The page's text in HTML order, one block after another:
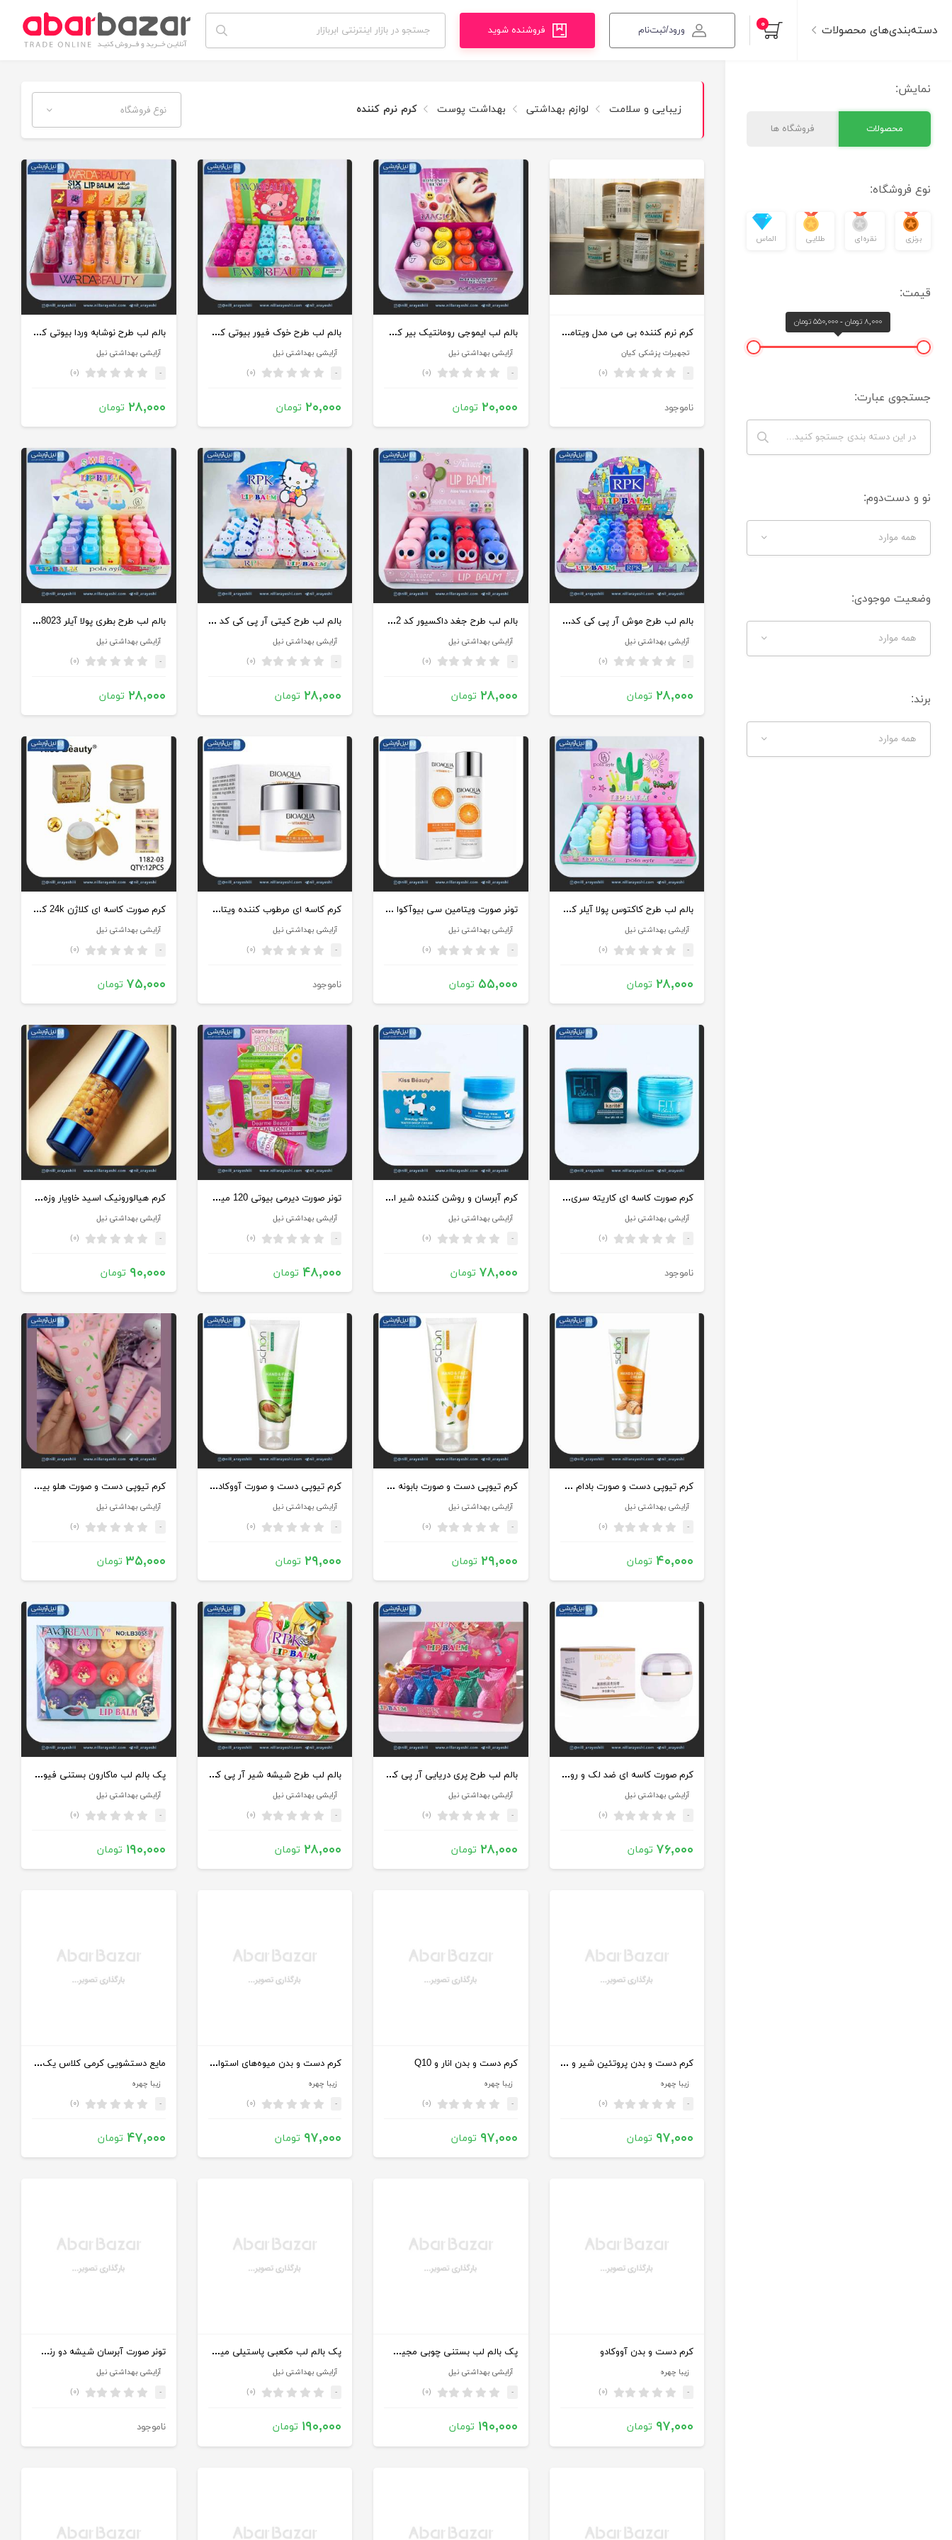
دسته‌بندی‌های محصولات ۰ ورود/ثبت‌نام فروشنده شوید
نمایش:
محصولات فروشگاه ها
نوع فروشگاه:
برنزی نقره‌ای طلایی الماس
قیمت:
۸,۰۰۰ تومان - ۵۵۰,۰۰۰ تومان
جستجوی عبارت:
نو و دست‌دوم:
همه موارد
وضعیت موجودی:
همه موارد
برند:
همه موارد
زیبایی و سلامت لوازم بهداشتی بهداشت پوست کرم نرم کننده نوع فروشگاه
کرم نرم کننده بی می مدل ویتامین ای حجم 222 میلی لیتر
تجهیرات پزشکی کیان
- (۰)
ناموجود
بالم لب ایموجی رومانتیک بیر کد Ls013
آرایشی بهداشتی نیل
- (۰)
۲۰,۰۰۰ تومان
بالم لب طرح خوک فیور بیوتی کد Lb3050-2
آرایشی بهداشتی نیل
- (۰)
۲۰,۰۰۰ تومان
بالم لب طرح نوشابه وردا بیوتی کد wb-220641
آرایشی بهداشتی نیل
- (۰)
۲۸,۰۰۰ تومان
بالم لب طرح موش آر پی کی کد 805
آرایشی بهداشتی نیل
- (۰)
۲۸,۰۰۰ تومان
بالم لب طرح جغد داکسیور کد 5702
آرایشی بهداشتی نیل
- (۰)
۲۸,۰۰۰ تومان
بالم لب طرح کیتی آر پی کی کد 803
آرایشی بهداشتی نیل
- (۰)
۲۸,۰۰۰ تومان
بالم لب طرح بطری پولا آیلر Lb-8023
آرایشی بهداشتی نیل
- (۰)
۲۸,۰۰۰ تومان
بالم لب طرح کاکتوس پولا آیلر کد lb-8037
آرایشی بهداشتی نیل
- (۰)
۲۸,۰۰۰ تومان
تونر صورت ویتامین سی بیوآکوا 120 میل کد bqy79812
آرایشی بهداشتی نیل
- (۰)
۵۵,۰۰۰ تومان
کرم کاسه ای مرطوب کننده ویتامین سی بیوآکوا کد bqy79270
آرایشی بهداشتی نیل
- (۰)
ناموجود
کرم صورت کاسه ای کلاژن 24k کیس بیوتی کد 03-1182
آرایشی بهداشتی نیل
- (۰)
۷۵,۰۰۰ تومان
کرم صورت کاسه ای کاریته سری فیت شاین کد 47-1383
آرایشی بهداشتی نیل
- (۰)
ناموجود
کرم آبرسان و روشن کننده شیر الاغ کیس بیوتی کد 03-1141
آرایشی بهداشتی نیل
- (۰)
۷۸,۰۰۰ تومان
تونر صورت دیرمی بیوتی 120 میل کد D024
آرایشی بهداشتی نیل
- (۰)
۴۸,۰۰۰ تومان
کرم هیالورونیک اسید خاویار وزه کد fz44494
آرایشی بهداشتی نیل
- (۰)
۹۰,۰۰۰ تومان
کرم تیوپی دست و صورت بادام شون
آرایشی بهداشتی نیل
- (۰)
۴۰,۰۰۰ تومان
کرم تیوپی دست و صورت بابونه شون
آرایشی بهداشتی نیل
- (۰)
۲۹,۰۰۰ تومان
کرم تیوپی دست و صورت آووکادو شون
آرایشی بهداشتی نیل
- (۰)
۲۹,۰۰۰ تومان
کرم تیوپی دست و صورت هلو بیوآکوا کد bqy72004
آرایشی بهداشتی نیل
- (۰)
۳۵,۰۰۰ تومان
کرم صورت کاسه ای ضد لک و روشن کننده بیوآکوا کد bqy68308
آرایشی بهداشتی نیل
- (۰)
۷۶,۰۰۰ تومان
بالم لب طرح پری دریایی آر پی کی کد ۸۰۶
آرایشی بهداشتی نیل
- (۰)
۲۸,۰۰۰ تومان
بالم لب طرح شیشه شیر آر پی کی کد ۸۰۷
آرایشی بهداشتی نیل
- (۰)
۲۸,۰۰۰ تومان
پک بالم لب ماکارون بستنی فیور بیوتی کد lb3055
آرایشی بهداشتی نیل
- (۰)
۱۹۰,۰۰۰ تومان
کرم دست و بدن پروتئین شیر و عسل
زیبا چهره
- (۰)
۹۷,۰۰۰ تومان
کرم دست و بدن انار و Q10
زیبا چهره
- (۰)
۹۷,۰۰۰ تومان
کرم دست و بدن میوه‌های استوایی
زیبا چهره
- (۰)
۹۷,۰۰۰ تومان
مایع دستشویی کرمی کلاس یک حاوی عصاره گیاهان دریایی
زیبا چهره
- (۰)
۴۷,۰۰۰ تومان
کرم دست و بدن آووکادو
زیبا چهره
- (۰)
۹۷,۰۰۰ تومان
پک بالم لب بستنی چوبی مجیک کد lc216
آرایشی بهداشتی نیل
- (۰)
۱۹۰,۰۰۰ تومان
پک بالم لب مکعبی پاستیلی میوه ای فیور بیوتی کد lb3063
آرایشی بهداشتی نیل
- (۰)
۱۹۰,۰۰۰ تومان
تونر صورت آبرسان شیشه دو رنگ فیانک
آرایشی بهداشتی نیل
- (۰)
ناموجود